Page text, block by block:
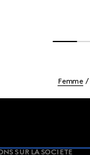
Femme
SUR LA SOCIETE